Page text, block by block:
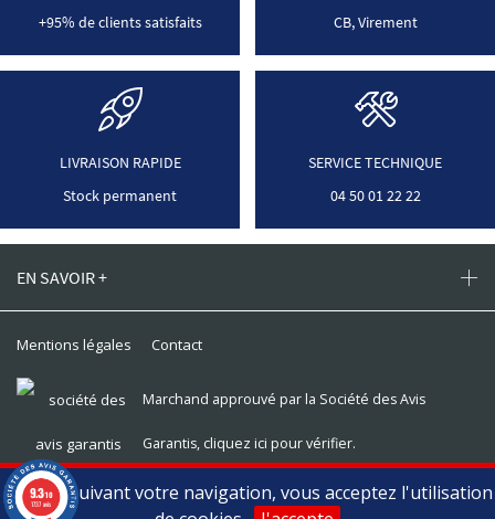
En poursuivant votre navigation, vous acceptez l'utilisation
+95% de clients satisfaits
CB, Virement
LIVRAISON RAPIDE
Stock permanent
SERVICE TECHNIQUE
04 50 01 22 22
EN SAVOIR +
Mentions légales Contact
Marchand approuvé par la Société des Avis
Garantis, cliquez ici pour vérifier.
Toomat © 2026, tous droits réservés
9.3/10
1737 avis